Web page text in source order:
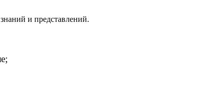
и представлений.